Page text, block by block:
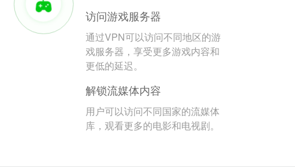
访问游戏服务器
通过VPN可以访问不同地区的游
戏服务器，享受更多游戏内容和
更低的延迟。
解锁流媒体内容
用户可以访问不同国家的流媒体
库，观看更多的电影和电视剧。